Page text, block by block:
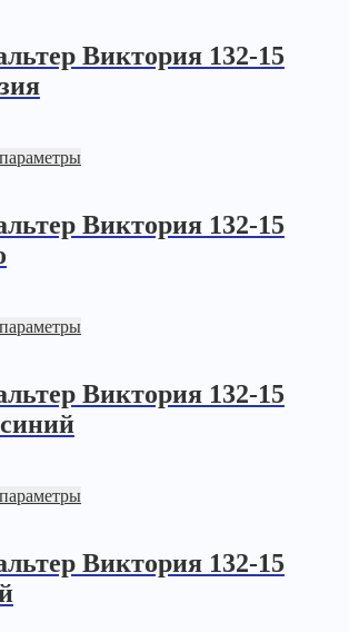
Виктория 132-15
Виктория 132-15
Виктория 132-15
Виктория 132-15